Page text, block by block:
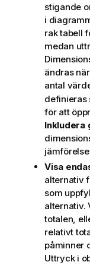
stigande
i
rak tabell
medan
ändras
antal
definieras
för att
Inkludera
Visa
alternativ
som
alternativ.
totalen,
relativt
påminner
Uttrycki